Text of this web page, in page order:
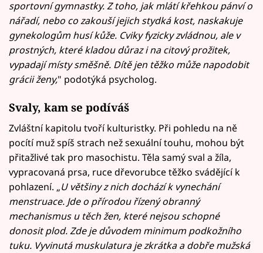
sportovní gymnastky. Z toho, jak mlátí křehkou pánví o
nářadí, nebo co zakouší jejich stydká kost, naskakuje
gynekologům husí kůže. Cviky fyzicky zvládnou, ale v
prostných, které kladou důraz i na citový prožitek,
vypadají místy směšně. Dítě jen těžko může napodobit
grácii ženy," podotýká psycholog.
Svaly, kam se podíváš
Zvláštní kapitolu tvoří kulturistky. Při pohledu na ně
pocítí muž spíš strach než sexuální touhu, mohou být
přitažlivé tak pro masochistu. Těla samý sval a žíla,
vypracovaná prsa, ruce dřevorubce těžko svádějící k
pohlazení. „U většiny z nich dochází k vynechání
menstruace. Jde o přírodou řízený obranný
mechanismus u těch žen, které nejsou schopné
donosit plod. Zde je důvodem minimum podkožního
tuku. Vyvinutá muskulatura je zkrátka a dobře mužská